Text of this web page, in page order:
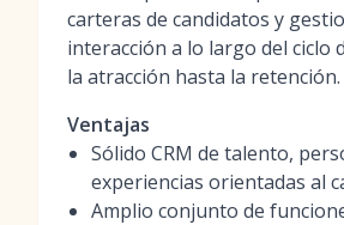
carteras de candidatos y
interacción a lo largo del ciclo
la atracción hasta la retención.
Ventajas
Sólido CRM de talento,
experiencias orientadas al
Amplio conjunto de